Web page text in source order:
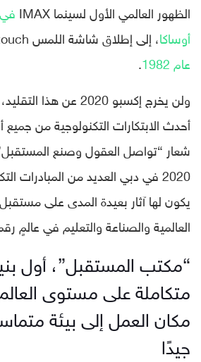
الظهور العالمي الأول لسينما IMAX
أوساكا، إلى إطلاق شاشة اللمس Accutouch
عام 1982
.
ولن يخرج إكسبو 2020
أحدث الابتكارات التكنولوجية من جميع
شعار “تواصل العقول وصنع
2020 في دبي العديد من المبادرات
يكون لها آثار بعيدة المدى على مستقبل
العالمية والصناعة والتعليم في عالمٍ
“مكتب المستقبل”، أول
متكاملة على مستوى
مكان العمل إلى بيئة
جيدًا